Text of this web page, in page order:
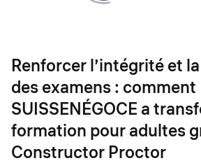
Renforcer l’intégrité et
des examens : comment
SUISSENÉGOCE a
formation pour adultes
Constructor Proctor